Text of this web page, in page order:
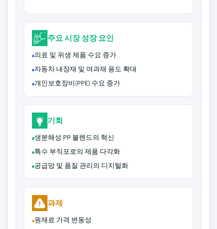
주요 시장 성장 요인
의료 및 위생 제품 수요 증가
자동차 내장재 및 여과재 용도 확대
개인보호장비(PPE) 수요 증가
기회
생분해성 PP 블렌드의 혁신
특수 부직포로의 제품 다각화
공급망 및 품질 관리의 디지털화
과제
원재료 가격 변동성